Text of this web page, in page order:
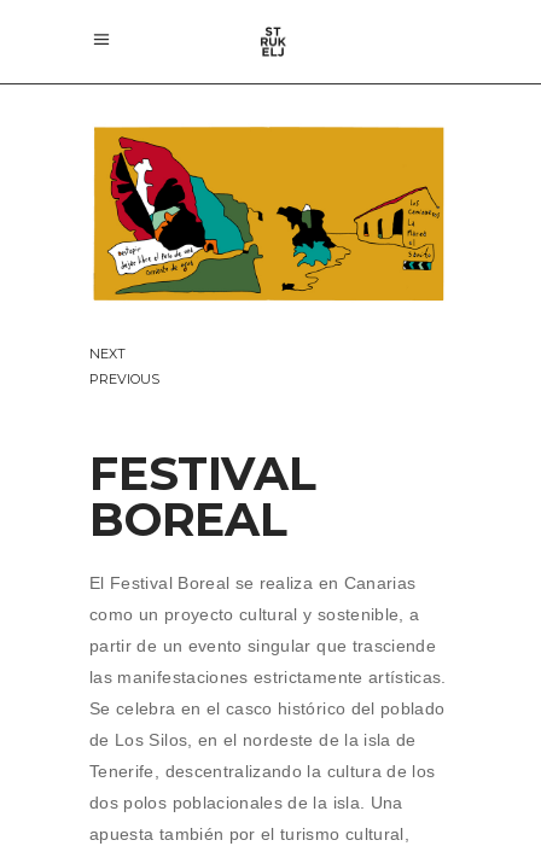
PREVIOUS
NEXT
FESTIVAL
BOREAL
El Festival Boreal se realiza en Canarias
como un proyecto cultural y sostenible, a
partir de un evento singular que trasciende
las manifestaciones estrictamente artísticas.
Se celebra en el casco histórico del poblado
de Los Silos, en el nordeste de la isla de
Tenerife, descentralizando la cultura de los
dos polos poblacionales de la isla. Una
apuesta también por el turismo cultural,